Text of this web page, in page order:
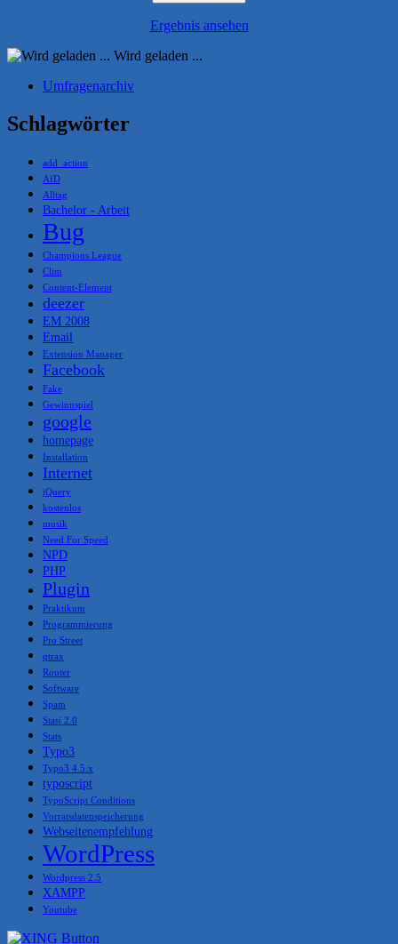
Ergebnis ansehen
Wird geladen ...
Umfragenarchiv
Schlagwörter
add_action
AfD
Alltag
Bachelor - Arbeit
Bug
Champions League
Clim
Content-Element
deezer
EM 2008
Email
Extension Manager
Facebook
Fake
Gewinnspiel
google
homepage
Installation
Internet
jQuery
kostenlos
musik
Need For Speed
NPD
PHP
Plugin
Praktikum
Programmierung
Pro Street
qtrax
Router
Software
Spam
Stasi 2.0
Stats
Typo3
Typo3 4.5.x
typoscript
TypoScript Conditions
Vorratsdatenspeicherung
Webseitenempfehlung
WordPress
Wordpress 2.5
XAMPP
Youtube